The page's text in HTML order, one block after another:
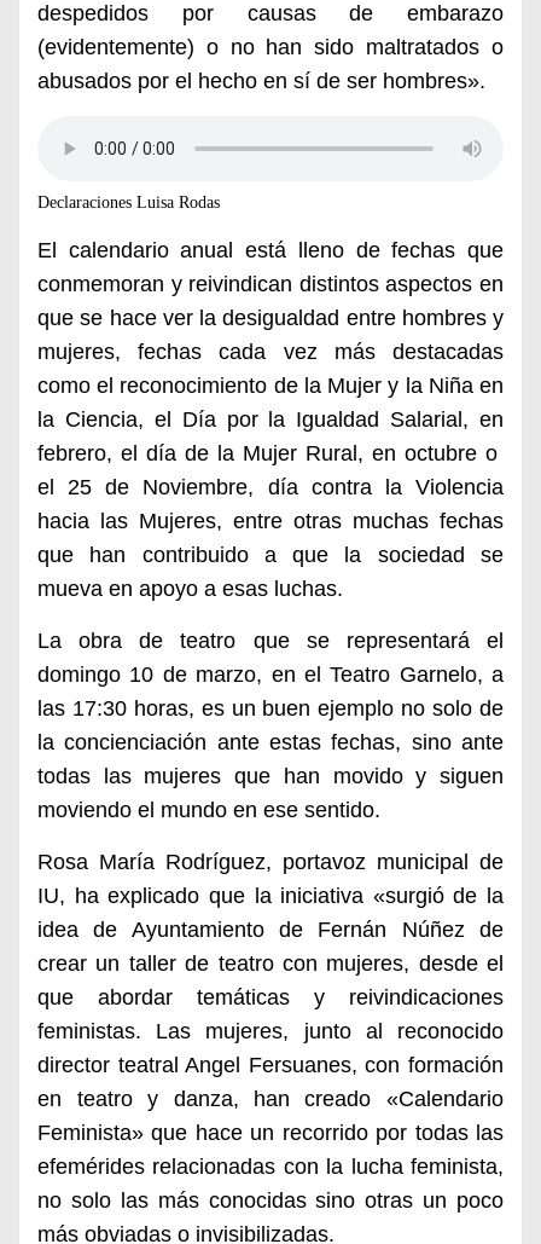
despedidos por causas de embarazo
(evidentemente) o no han sido maltratados o
abusados por el hecho en sí de ser hombres».
Declaraciones Luisa Rodas
El calendario anual está lleno de fechas que
conmemoran y reivindican distintos aspectos en
que se hace ver la desigualdad entre hombres y
mujeres, fechas cada vez más destacadas
como el reconocimiento de la Mujer y la Niña en
la Ciencia, el Día por la Igualdad Salarial, en
febrero, el día de la Mujer Rural, en octubre o
el25 de Noviembre, día contra la Violencia
hacia las Mujeres, entre otras muchas fechas
que han contribuido a que la sociedad se
mueva en apoyo a esas luchas.
La obra de teatro que se representará el
domingo 10 de marzo, en el Teatro Garnelo, a
las 17:30 horas, es un buen ejemplo no solo de
la concienciación ante estas fechas, sino ante
todas las mujeres que han movido y siguen
moviendo el mundo en ese sentido.
Rosa María Rodríguez, portavoz municipal de
IU, ha explicado que l a iniciativa «surgió de a
idea de Ayuntamiento de Fernán Núñez de
crear un taller de teatro con mujeres, desde el
que abordar temáticas y reivindicaciones
feministas. Las mujeres, junto al reconocido
director teatralAngel Fersuanes, con formación
en teatro y danza,
han creado «Calendario
Feminista» que hace un recorrido por todas las
efemérides relacionadas con la lucha feminista,
no solo las más conocidas sino otras un poco
más obviadas o invisibilizadas.